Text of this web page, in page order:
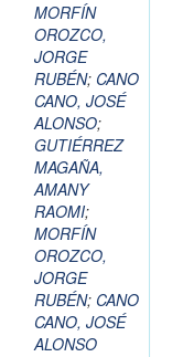
MORFÍN
OROZCO,
JORGE
RUBÉN; CANO
CANO, JOSÉ
ALONSO;
GUTIÉRREZ
MAGAÑA,
AMANY
RAOMI;
MORFÍN
OROZCO,
JORGE
RUBÉN; CANO
CANO, JOSÉ
ALONSO